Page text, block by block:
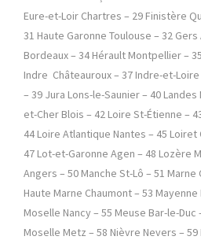
Eure-et-Loir Chartres – 29 Finistère
31 Haute Garonne Toulouse – 32
Bordeaux – 34 Hérault Montpellier –
Indre Châteauroux – 37 Indre-et-
– 39 Jura Lons-le-Saunier – 40
et-Cher Blois – 42 Loire St-Étienne –
44 Loire Atlantique Nantes – 45 Loiret
47 Lot-et-Garonne Agen – 48 Lozère
Angers – 50 Manche St-Lô – 51
Haute Marne Chaumont – 53
Moselle Nancy – 55 Meuse Bar-le-Duc
Moselle Metz – 58 Nièvre Nevers – 59